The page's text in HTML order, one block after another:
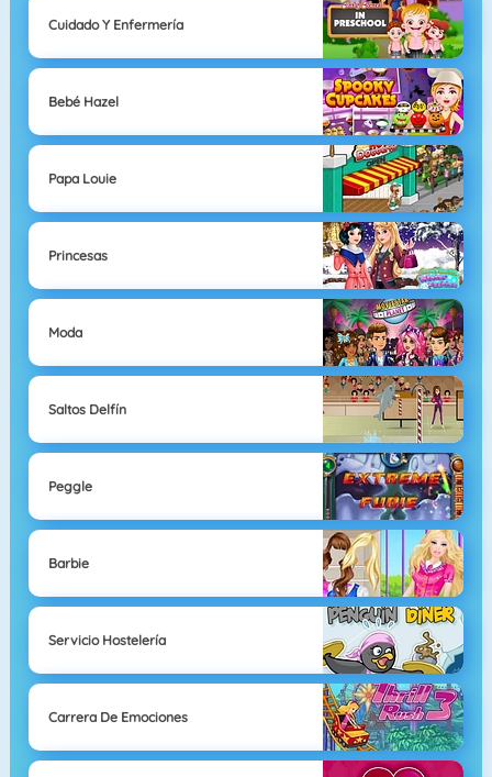
Cuidado Y Enfermería
Bebé Hazel
Papa Louie
Princesas
Moda
Saltos Delfín
Peggle
Barbie
Servicio Hostelería
Carrera De Emociones